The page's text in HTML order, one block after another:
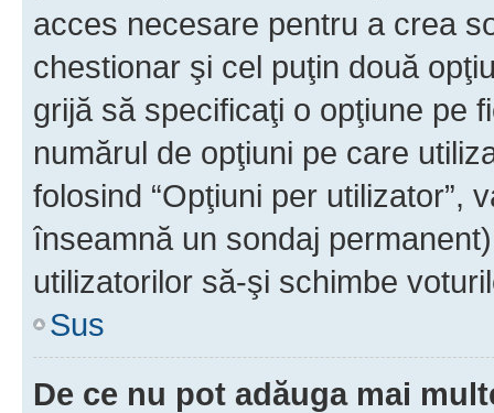
acces necesare pentru a crea
chestionar şi cel puţin două
grijă să specificaţi o opţiune pe
numărul de opţiuni pe care
folosind “Opţiuni per utilizator”,
înseamnă un sondaj
utilizatorilor să-şi schimbe
Sus
De ce nu pot adăuga mai